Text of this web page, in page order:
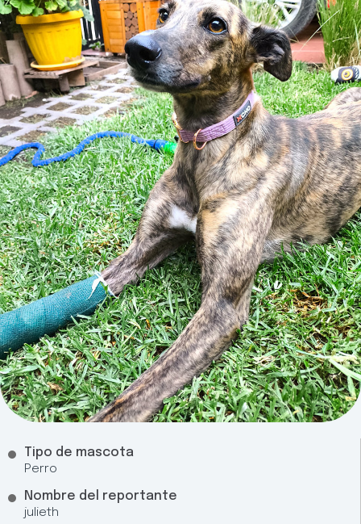
Tipo de mascota
Perro
Nombre del reportante
julieth